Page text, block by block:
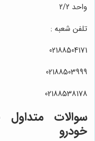
واحد 2/2
تلفن شعبه :
02188504171
02188503999
02188538178
سوالات
خودرو